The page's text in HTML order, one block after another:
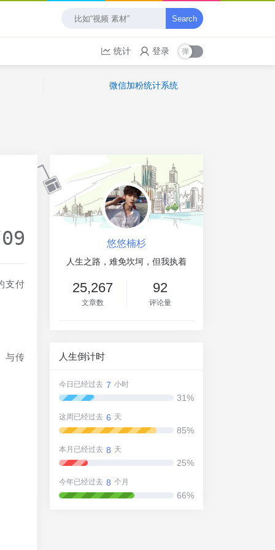
Search
统计 登录
微信加粉统计系统
支付
与传
悠悠楠杉
人生之路，难免坎坷，但我执着
25,267
文章数
92
评论量
人生倒计时
今日已经过去 7 小时
31%
这周已经过去 6 天
85%
本月已经过去 8 天
25%
今年已经过去 8 个月
66%